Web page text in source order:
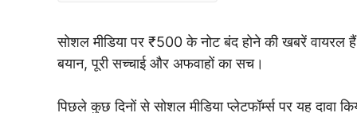
सोशल मीडिया पर ₹500 के नोट बंद होने की खबरें वायरल
बयान, पूरी सच्चाई और अफवाहों का सच।
पिछले कुछ दिनों से सोशल मीडिया प्लेटफॉर्म्स पर यह दावा